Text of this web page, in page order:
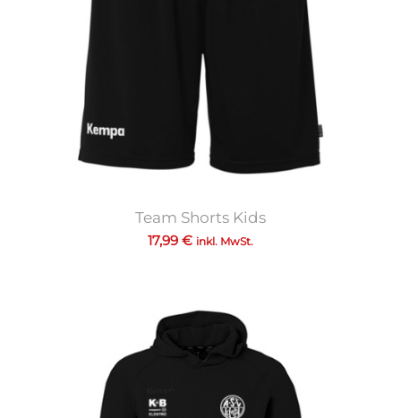
Team Shorts Kids
17,99 € inkl. MwSt.